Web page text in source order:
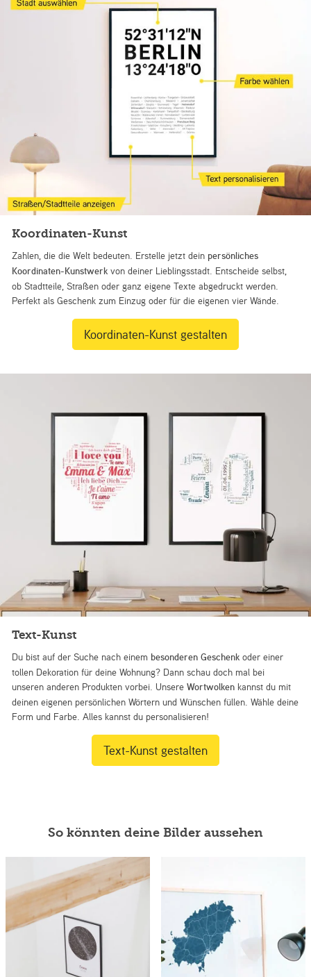
Koordinaten-Kunst
Zahlen, die die Welt bedeuten. Erstelle jetzt dein persönliches
Koordinaten-Kunstwerk von deiner Lieblingsstadt. Entscheide selbst,
ob Stadtteile, Straßen oder ganz eigene Texte abgedruckt werden.
Perfekt als Geschenk zum Einzug oder für die eigenen vier Wände.
Koordinaten-Kunst gestalten
Text-Kunst
Du bist auf der Suche nach einem besonderen Geschenk oder einer
tollen Dekoration für deine Wohnung? Dann schau doch mal bei
unseren anderen Produkten vorbei. UnsereWortwolken kannst du mit
deinen eigenen persönlichen Wörtern und Wünschen füllen. Wähle deine
Form und Farbe. Alles kannst du personalisieren!
Text-Kunst gestalten
So könnten deine Bilder aussehen